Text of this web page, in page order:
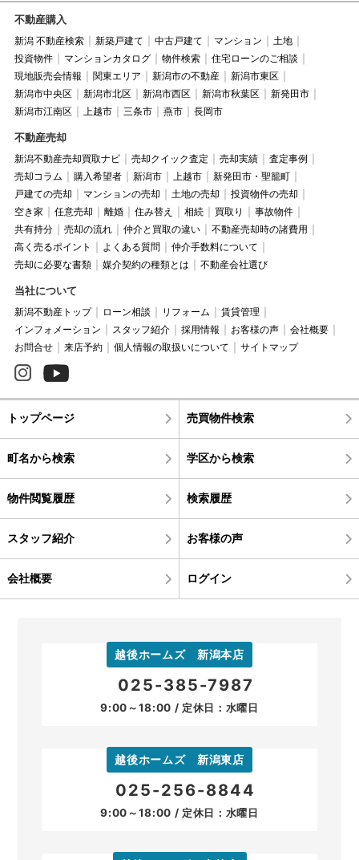
不動産購入
新潟 不動産検索 新築戸建て 中古戸建て マンション
土地
投資物件
マンションカタログ 物件検索
住宅ローンのご相談
現地販売会情報
関東エリア 新潟市の不動産
新潟市東区
新潟市中央区
新潟市北区 新潟市西区 新潟市秋葉区
新発田市
新潟市江南区
上越市 三条市 燕市 長岡市
不動産売却
新潟不動産売却買取ナビ 売却クイック査定 売却実績
査定事例
売却コラム
購入希望者 新潟市 上越市
新発田市・聖籠町
戸建ての売却
マンションの売却 土地の売却
投資物件の売却
空き家
任意売却 離婚 住み替え 相続 買取り
事故物件
共有持分
売却の流れ 仲介と買取の違い
不動産売却時の諸費用
高く売るポイント
よくある質問
仲介手数料について
売却に必要な書類
媒介契約の種類とは 不動産会社選び
当社について
新潟不動産トップ ローン相談 リフォーム
賃貸管理
インフォメーション
スタッフ紹介 採用情報 お客様の声
会社概要
お問合せ
来店予約 個人情報の取扱いについて サイトマップ
トップページ 売買物件検索
町名から検索 学区から検索
物件閲覧履歴 検索履歴
スタッフ紹介 お客様の声
会社概要 ログイン
越後ホームズ 新潟本店
025-385-7987
9:00～18:00 / 定休日：水曜日
越後ホームズ 新潟東店
025-256-8844
9:00～18:00 / 定休日：水曜日